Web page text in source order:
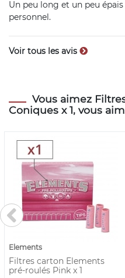
Un peu long et un peu
personnel.
Voir tous les avis
Vous aimez
Coniques x 1, vous
Elements
Filtres carton Elements
pré-roulés Pink x 1